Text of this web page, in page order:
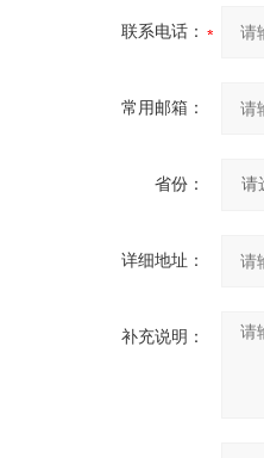
联系电话：
常用邮箱：
省份：
详细地址：
补充说明：